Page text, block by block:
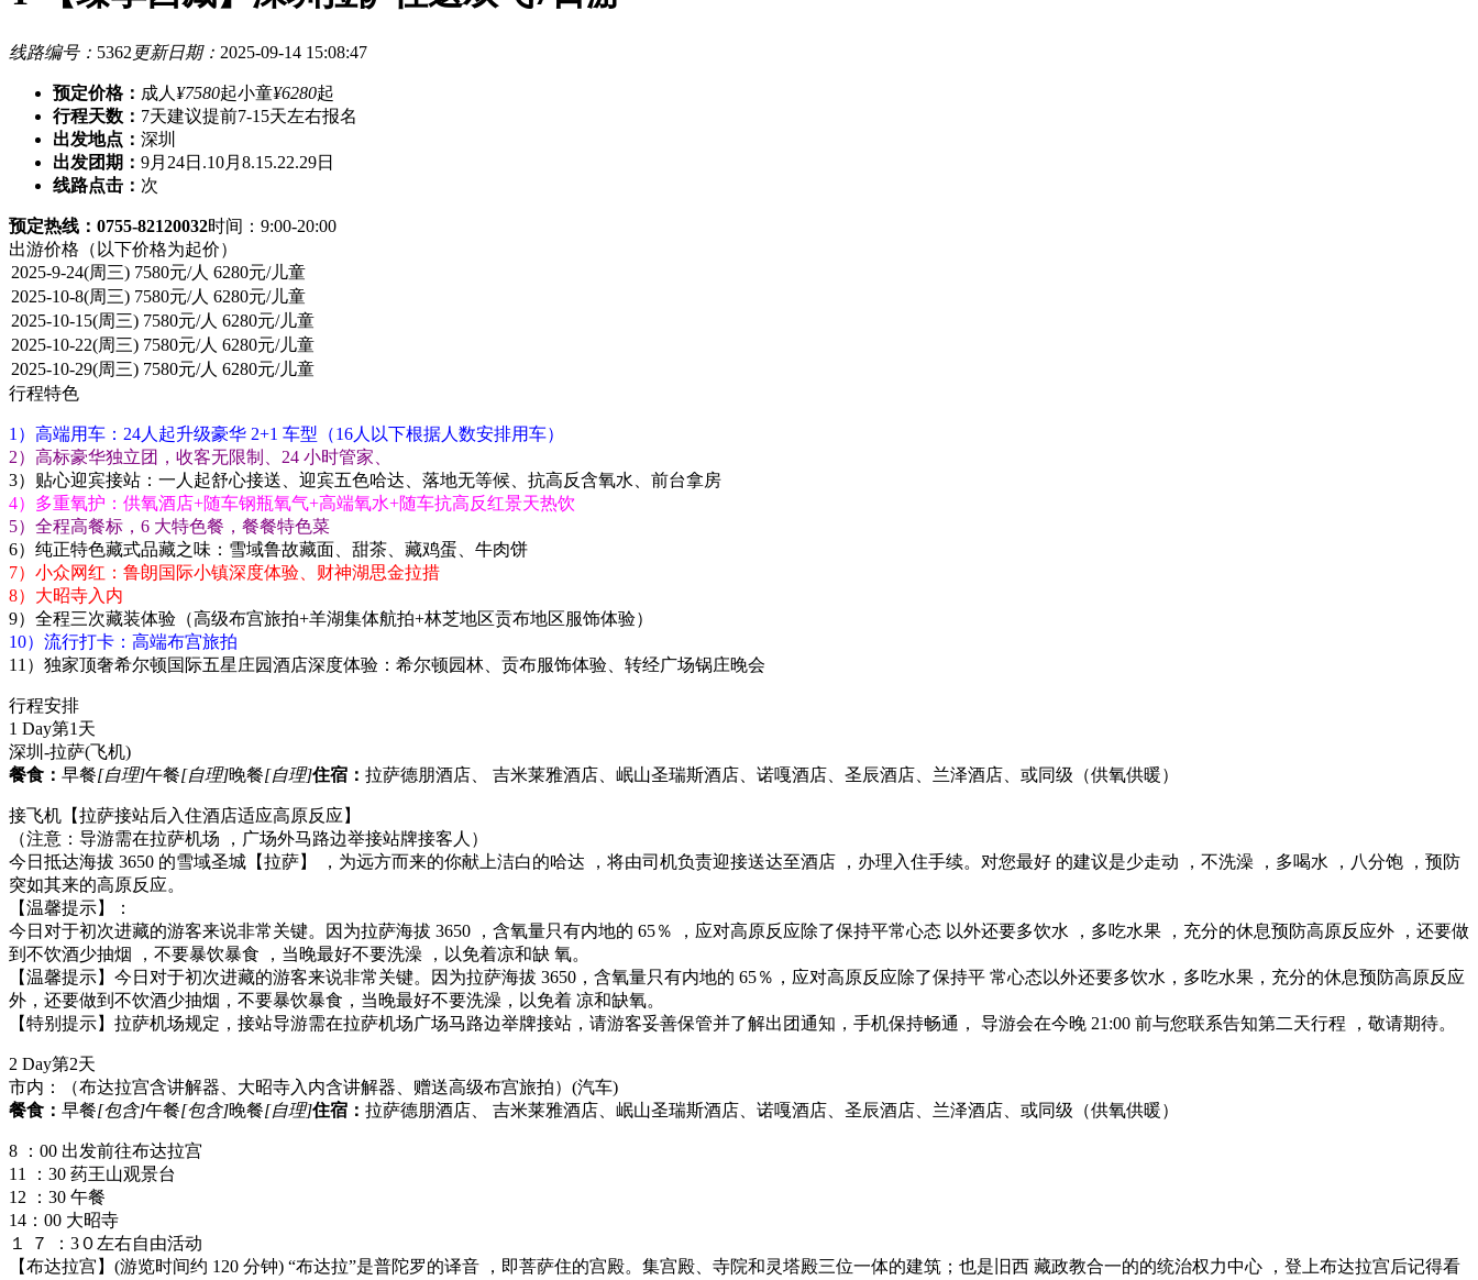
线路编号： 5362 更新日期： 2025-09-14 15:08:47
预定价格： 成人 ¥7580起小童¥6280起
行程天数： 7天建议提前7-15天左右报名
出发地点： 深圳
出发团期： 9月24日.10月8.15.22.29日
线路点击： 次
预定热线：0755-82120032时间：9:00-20:00
出游价格 （以下价格为起价）
行程特色
1）高端用车：24人起升级豪华 2+1 车型（16人以下根据人数安排用车）
2）高标豪华独立团，收客无限制、24 小时管家、
3）贴心迎宾接站：一人起舒心接送、迎宾五色哈达、落地无等候、抗高反含氧水、前台拿房
4）多重氧护：供氧酒店+随车钢瓶氧气+高端氧水+随车抗高反红景天热饮
5）全程高餐标，6 大特色餐，餐餐特色菜
6）纯正特色藏式品藏之味：雪域鲁故藏面、甜茶、藏鸡蛋、牛肉饼
7）小众网红：鲁朗国际小镇深度体验、财神湖思金拉措
8）大昭寺入内
9）全程三次藏装体验（高级布宫旅拍+羊湖集体航拍+林芝地区贡布地区服饰体验）
10）流行打卡：高端布宫旅拍
11）独家顶奢希尔顿国际五星庄园酒店深度体验：希尔顿园林、贡布服饰体验、转经广场锅庄晚会
行程安排
1 Day第1天
深圳-拉萨(飞机)
餐食： 早餐[自理]午餐[自理]晚餐[自理]住宿： 拉萨德朋酒店、 吉米莱雅酒店、岷山圣瑞斯酒店、诺嘎酒店、圣辰酒店、兰泽酒店、或同级（供氧供暖）
接飞机【拉萨接站后入住酒店适应高原反应】
（注意：导游需在拉萨机场 ，广场外马路边举接站牌接客人）
今日抵达海拔 3650 的雪域圣城【拉萨】 ，为远方而来的你献上洁白的哈达 ，将由司机负责迎接送达至酒店 ，办理入住手续。对您最好 的建议是少走动 ，不洗澡 ，多喝水 ，八分饱 ，预防
突如其来的高原反应。
【温馨提示】：
今日对于初次进藏的游客来说非常关键。因为拉萨海拔 3650 ，含氧量只有内地的 65％ ，应对高原反应除了保持平常心态 以外还要多饮水 ，多吃水果 ，充分的休息预防高原反应外 ，还要做
到不饮酒少抽烟 ，不要暴饮暴食 ，当晚最好不要洗澡 ，以免着凉和缺 氧。
【温馨提示】今日对于初次进藏的游客来说非常关键。因为拉萨海拔 3650，含氧量只有内地的 65％，应对高原反应除了保持平 常心态以外还要多饮水，多吃水果，充分的休息预防高原反应
外，还要做到不饮酒少抽烟，不要暴饮暴食，当晚最好不要洗澡，以免着 凉和缺氧。
【特别提示】拉萨机场规定，接站导游需在拉萨机场广场马路边举牌接站，请游客妥善保管并了解出团通知，手机保持畅通， 导游会在今晚 21:00 前与您联系告知第二天行程 ，敬请期待。
2 Day第2天
市内：（布达拉宫含讲解器、大昭寺入内含讲解器、赠送高级布宫旅拍） (汽车)
餐食： 早餐[包含]午餐[包含]晚餐[自理]住宿： 拉萨德朋酒店、 吉米莱雅酒店、岷山圣瑞斯酒店、诺嘎酒店、圣辰酒店、兰泽酒店、或同级（供氧供暖）
8 ：00 出发前往布达拉宫
11 ：30 药王山观景台
12 ：30 午餐
14：00 大昭寺
１ ７ ：3０左右自由活动
【布达拉宫】(游览时间约 120 分钟) “布达拉”是普陀罗的译音 ，即菩萨住的宫殿。集宫殿、寺院和灵塔殿三位一体的建筑；也是旧西 藏政教合一的的统治权力中心 ，登上布达拉宫后记得看